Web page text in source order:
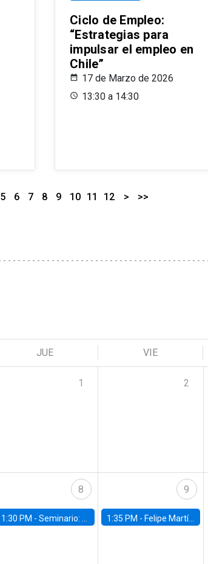
Ciclo de Empleo:
“Estrategias para
impulsar el empleo en
Chile”
17 de Marzo de 2026
13:30 a 14:30
5 6 7 8 9 10 11 12 > >>
JUE VIE
1 2
8
1:30 PM -Seminario: “Recuperando la humanidad para progresar en la era de la IA»
9
1:35 PM - Felipe Martínez, alumno Doctorado en Economía UC